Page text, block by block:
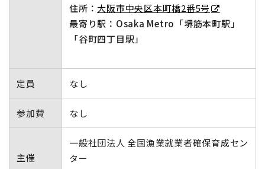
住所： 大阪市中央区本町橋2番5号
最寄り駅：Osaka Metro「堺筋本町駅」
「谷町四丁目駅」
定員 なし
参加費 なし
主催
一般社団法人 全国漁業就業者確保育成セン
ター